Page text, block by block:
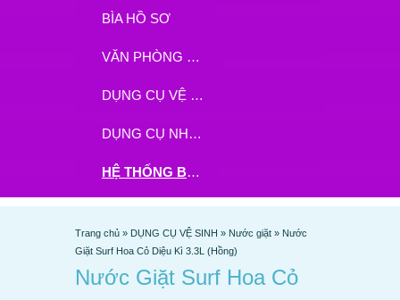
BÌA HỒ SƠ
VĂN PHÒNG PHẨM
DỤNG CỤ VỆ SINH
DỤNG CỤ NHÀ BẾP
HỆ THỐNG BHX - TGDĐ ĐẶT HÀNG TẠI ĐÂY
Trang chủ » DỤNG CỤ VỆ SINH » Nước giặt » Nước
Giặt Surf Hoa Cỏ Diệu Kì 3.3L (Hồng)
Nước Giặt Surf Hoa Cỏ